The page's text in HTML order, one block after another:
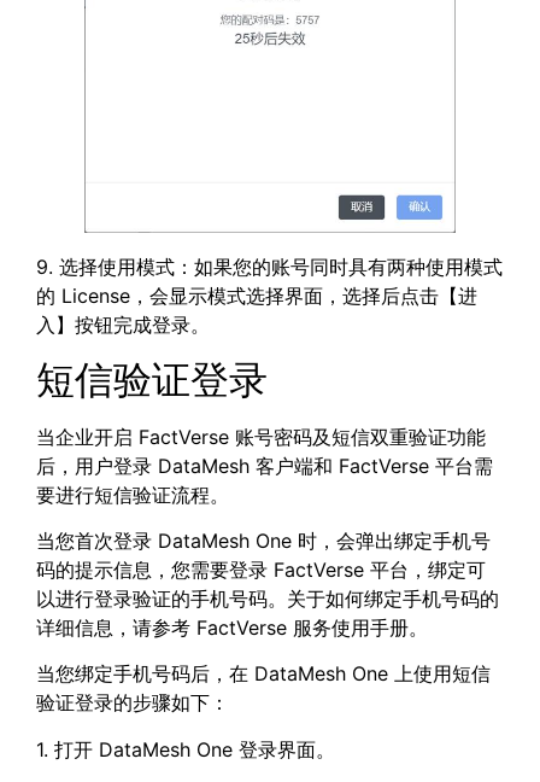
9. 选择使用模式：如果您的账号同时具有两种使用模式
的 License，会显示模式选择界面，选择后点击【进
入】按钮完成登录。
短信验证登录
当企业开启 FactVerse 账号密码及短信双重验证功能
后，用户登录 DataMesh 客户端和 FactVerse 平台需
要进行短信验证流程。
当您首次登录 DataMesh One 时，会弹出绑定手机号
码的提示信息，您需要登录 FactVerse 平台，绑定可
以进行登录验证的手机号码。关于如何绑定手机号码的
详细信息，请参考 FactVerse 服务使用手册。
当您绑定手机号码后，在 DataMesh One 上使用短信
验证登录的步骤如下：
1. 打开 DataMesh One 登录界面。